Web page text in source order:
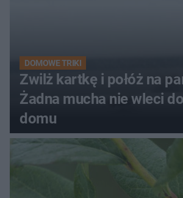
DOMOWE TRIKI
Zwilż kartkę i połóż na
Żadna mucha nie wleci
domu